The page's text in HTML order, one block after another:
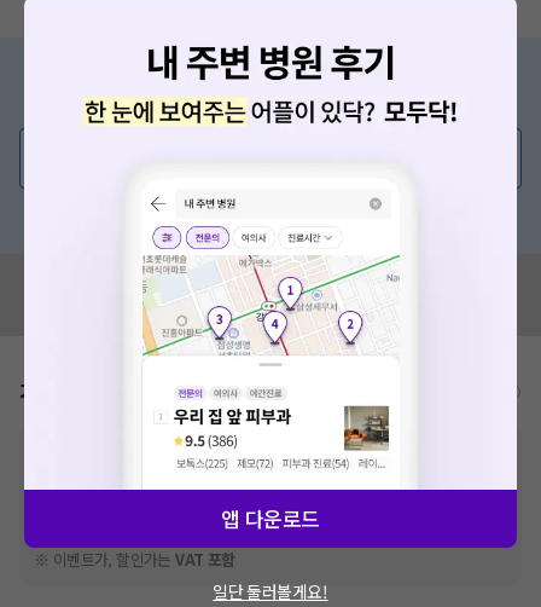
증상/치료, 궁금한 점이 있나요?
의사가 직접 답해드려요!
혹은, 의료상담 서비스에 다양한 게시글 보러가기
혹시 잘못된 병원정보가 있나요?
모두닥 팀에 알려주세요!
가격표
비급여 항목의 경우,추가비용 등으로 실제 가격과 상이할 수 있으니, 정확
한 가격은 해당 의료기관에 직접 문의해주세요.
※급여 항목의 경우,건강보험심사평가원에 고지되어 있는 급여 진료 기준 가
격입니다. (진료와 연관된 복합적인 비용이 추가되어, 병원마다 금액이 다르게
산정될 수 있는 점 참고 바랍니다.)
※ 이벤트가, 할인가는VAT 포함
앱 다운로드
일단 둘러볼게요!